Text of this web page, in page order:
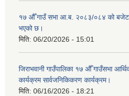
१७ औँ गाउँ सभा आ.ब. २०८३/०८४ को बजेट
भएको छ।
मिति: 06/20/2026 - 15:01
जिराभवानी गाउँपालिका १७ औँ गाउँसभा
कार्यक्रम सार्वजनिकिकरण कार्यक्रम।
मिति: 06/16/2026 - 18:21